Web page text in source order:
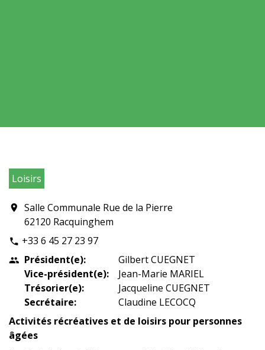
Loisirs
location_on
Salle Communale Rue de la Pierre
62120 Racquinghem
phone +33 6 45 27 23 97
people Président(e):
Vice-président(e):
Trésorier(e):
Secrétaire:
Gilbert CUEGNET
Jean-Marie MARIEL
Jacqueline CUEGNET
Claudine LECOCQ
Activités récréatives et de loisirs pour personnes
âgées